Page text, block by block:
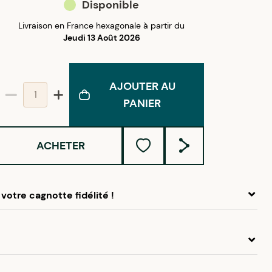
Disponible
Livraison en France hexagonale à partir du
Jeudi 13 Août 2026
AJOUTER AU
PANIER
ACHETER
votre cagnotte fidélité !
Créolissime : Créez un compte client et cumulez